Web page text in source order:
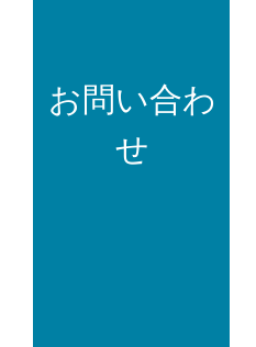
お問い合わ
せ